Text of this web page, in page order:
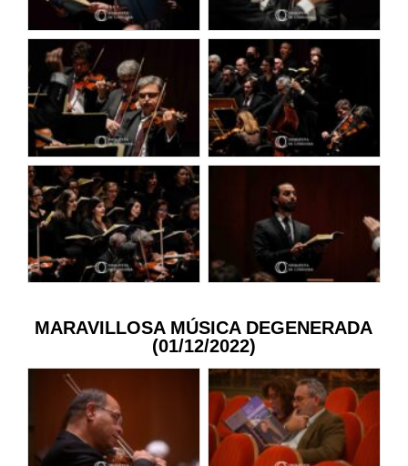
MARAVILLOSA MÚSICA DEGENERADA
(01/12/2022)